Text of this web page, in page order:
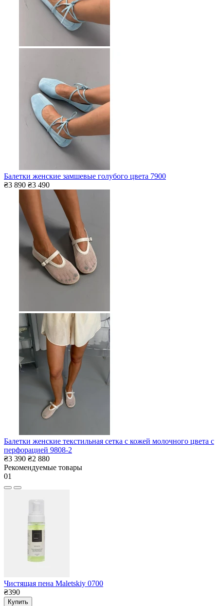
Балетки женские замшевые голубого цвета 7900
₴3 890 ₴3 490
Балетки женские текстильная сетка с кожей молочного цвета с
перфорацией 9808-2
₴3 390 ₴2 880
Рекомендуемые товары
01
Чистящая пена Maletskiy 0700
₴390
Купить